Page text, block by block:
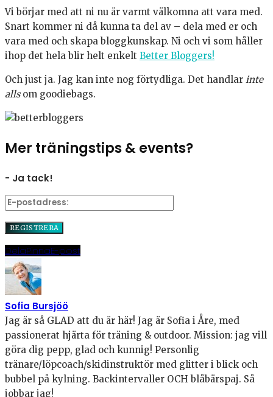
Vi börjar med att ni nu är varmt välkomna att vara med.
Snart kommer ni då kunna ta del av – dela med er och
vara med och skapa bloggkunskap. Ni och vi som håller
ihop det hela blir helt enkelt Better Bloggers!
Och just ja. Jag kan inte nog förtydliga. Det handlar inte
allsom goodiebags.
Mer träningstips & events?
- Ja tack!
DelaPinnaE-post
Sofia Bursjöö
Jag är så GLAD att du är här! Jag är Sofia i Åre, med
passionerat hjärta för träning & outdoor. Mission: jag vill
göra dig pepp, glad och kunnig! Personlig
tränare/löpcoach/skidinstruktör med glitter i blick och
bubbel på kylning. Backintervaller OCH blåbärspaj. Så
jobbar jag!